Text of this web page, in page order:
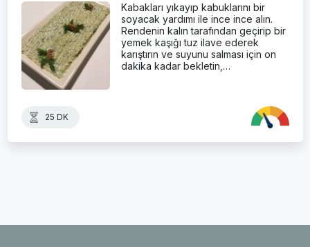
Kabakları yıkayıp kabuklarını bir
soyacak yardımı ile ince ince alın.
Rendenin kalın tarafından geçirip bir
yemek kaşığı tuz ilave ederek
karıştırın ve suyunu salması için on
dakika kadar bekletin,…
25 DK